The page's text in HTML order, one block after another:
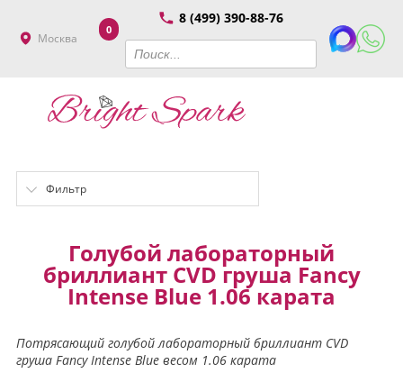
Москва
8 (499) 390-88-76
0
Фильтр
Голубой лабораторный
бриллиант CVD груша Fancy
Intense Blue 1.06 карата
Потрясающий голубой лабораторный бриллиант CVD
груша Fancy Intense Blue весом 1.06 карата